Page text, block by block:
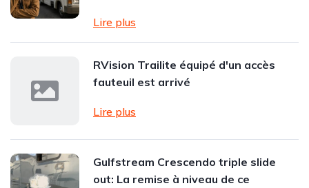
Lire plus
RVision Trailite équipé d'un accès
fauteuil est arrivé
Lire plus
Gulfstream Crescendo triple slide
out: La remise à niveau de ce